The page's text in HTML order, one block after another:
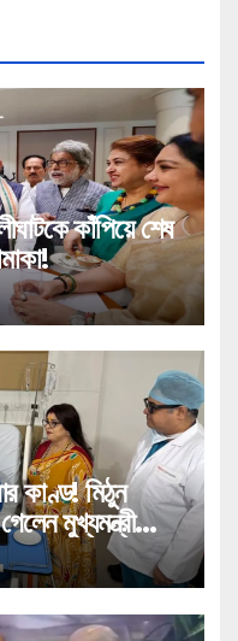
কাঁপিয়ে শেষ
কাণ্ড! মিঠুন
মুখ্যমন্ত্রী